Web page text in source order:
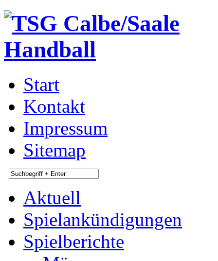
Start
Kontakt
Impressum
Sitemap
Aktuell
Spielankündigungen
Spielberichte